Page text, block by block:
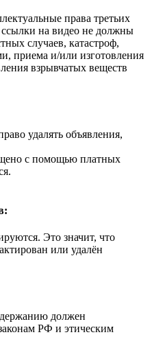
права третьих
на видео не должны
случаев, катастроф,
приема и/или изготовления
взрывчатых веществ
удалять объявления,
с помощью платных
Это значит, что
или удалён
должен
РФ и этическим